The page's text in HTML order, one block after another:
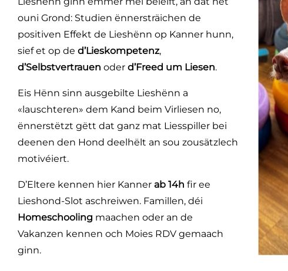
ouni Grond: Studien ënnersträichen de
positiven Effekt de Lieshënn op Kanner hunn,
sief et op de d’Lieskompetenz,
d’Selbstvertrauen oder d’Freed um Liesen.
Eis Hënn sinn ausgebilte Lieshënn a
«lauschteren» dem Kand beim Virliesen no,
ënnerstëtzt gëtt dat ganz mat Liesspiller bei
deenen den Hond deelhëlt an sou zousätzlech
motivéiert.
D’Eltere kennen hier Kanner ab 14h fir ee
Lieshond-Slot aschreiwen. Famillen, déi
Homeschooling maachen oder an de
Vakanzen kennen och Moies RDV gemaach
ginn.